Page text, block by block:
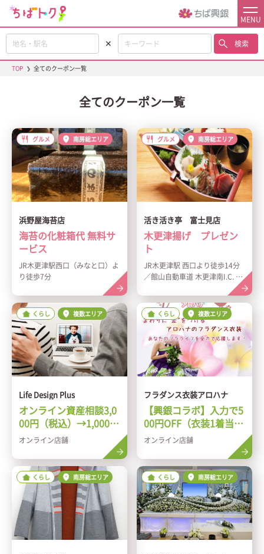
MENU
✕ 検索
TOP ❯ 全てのクーポン一覧
全てのクーポン一覧
グルメ 南房総エリア
浜野屋海苔店
海苔の化粧箱代 無料サ
ービス
JR木更津駅西口（みなと口）よ
り徒歩7分
グルメ 南房総エリア
活き活き亭 富士見店
木更津揚げ プレゼン
ト
JR木更津駅 西口より徒歩14分
／館山自動車道 木更津南I.C. よ
くらし 複数エリア
Life Design Plus
オンライン資産相談3,0
00円（税込）→1,000円
（税込）
オンライン店舗
くらし 複数エリア
フラダンス衣装アロハナ
【興銀コラボ】入力で5
00円OFF（衣装1着当り
割引）
オンライン店舗
くらし 南房総エリア くらし 南房総エリア